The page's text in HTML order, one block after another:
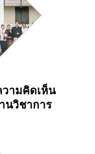
ามคิดเห็น
นวิชาการ